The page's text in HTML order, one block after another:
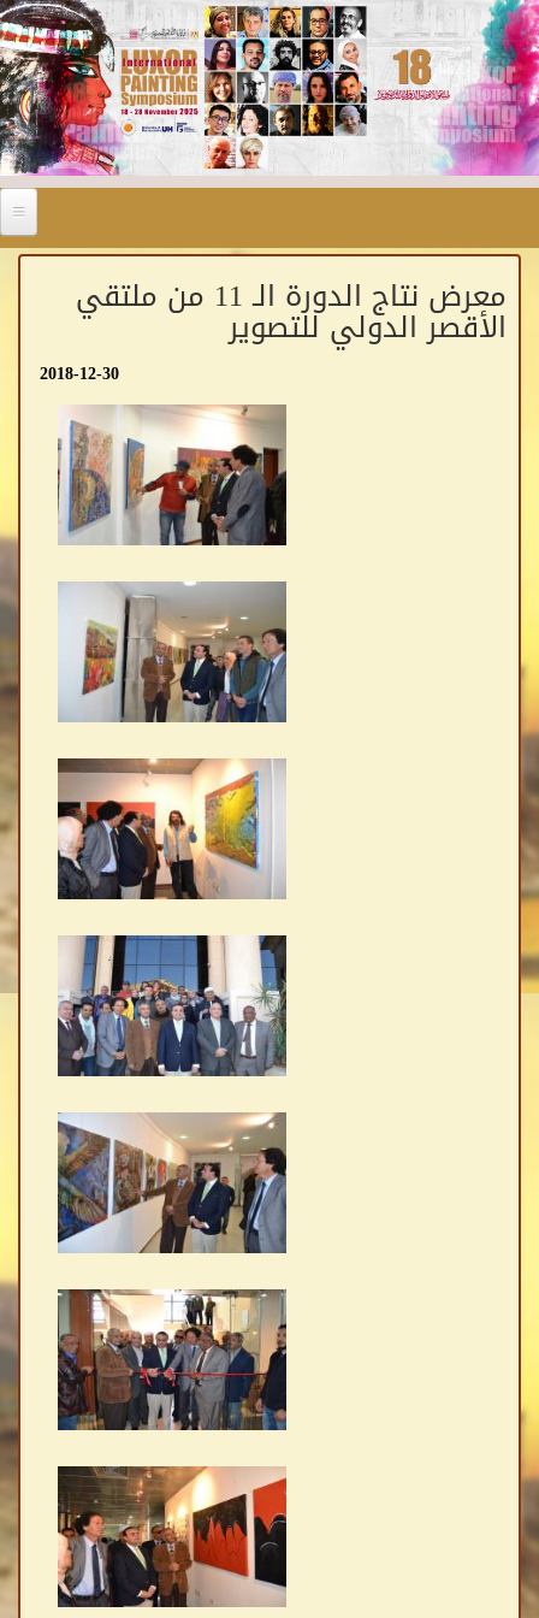
Skip to main content
معرض نتاج الدورة الـ 11 من ملتقي
الأقصر الدولي للتصوير
2018-12-30